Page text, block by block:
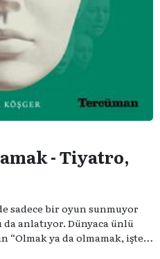
- Tiyatro,
sadece bir oyun sunmuyor
da anlatıyor. Dünyaca ünlü
“Olmak ya da olmamak, işte